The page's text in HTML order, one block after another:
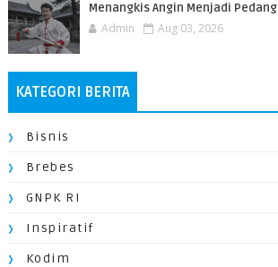
Menangkis Angin Menjadi Pedang
Admin Aug 03, 2026
KATEGORI BERITA
Bisnis
Brebes
GNPK RI
Inspiratif
Kodim